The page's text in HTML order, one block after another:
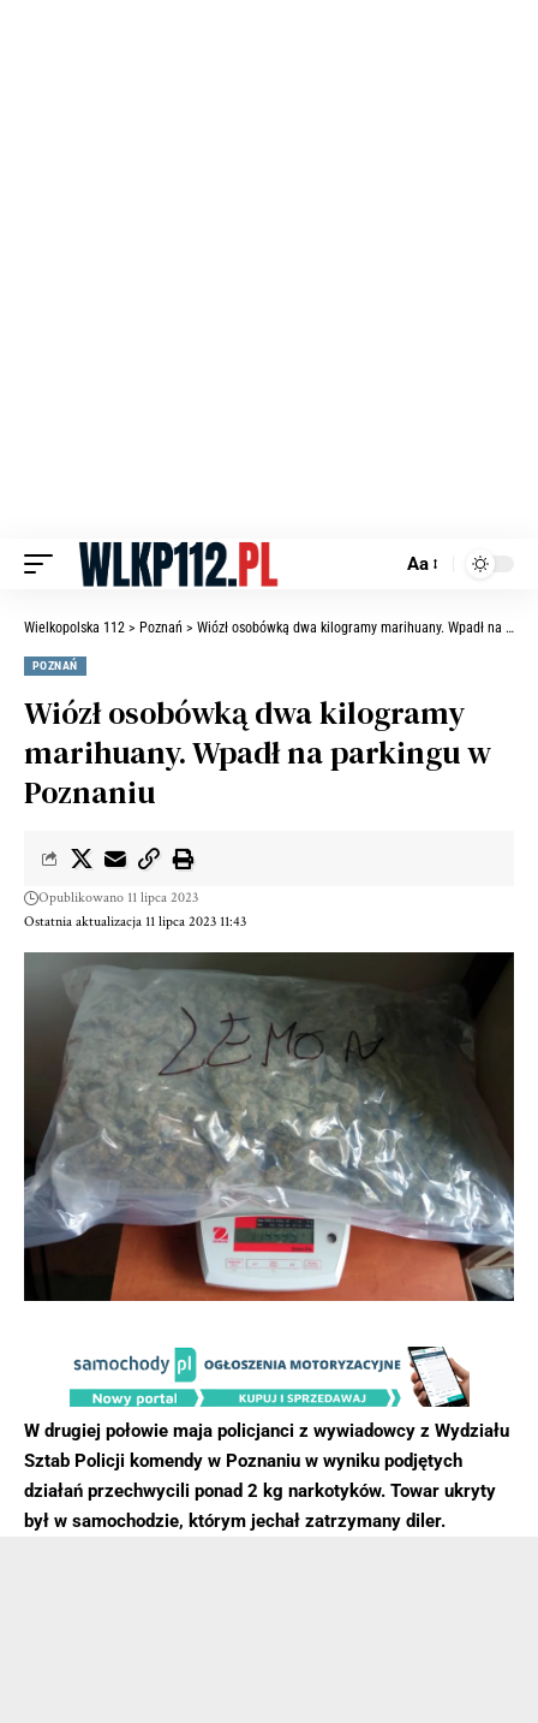
Aa
Wielkopolska 112 > Poznań > Wiózł osobówką dwa kilogramy marihuany. Wpadł na parkingu w Poznaniu
POZNAŃ
Wiózł osobówką dwa kilogramy
marihuany. Wpadł na parkingu w
Poznaniu
Ostatnia aktualizacja 11 lipca 2023 11:43
Opublikowano 11 lipca 2023
W drugiej połowie maja policjanci z wywiadowcy z Wydziału
Sztab Policji komendy w Poznaniu w wyniku podjętych
działań przechwycili ponad 2 kg narkotyków. Towar ukryty
był w samochodzie, którym jechał zatrzymany diler.